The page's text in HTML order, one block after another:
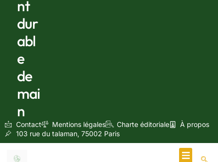
nt
dur
abl
e
de
mai
n
Contact Mentions légales Charte éditoriale
À propos
103 rue du talaman, 75002 Paris